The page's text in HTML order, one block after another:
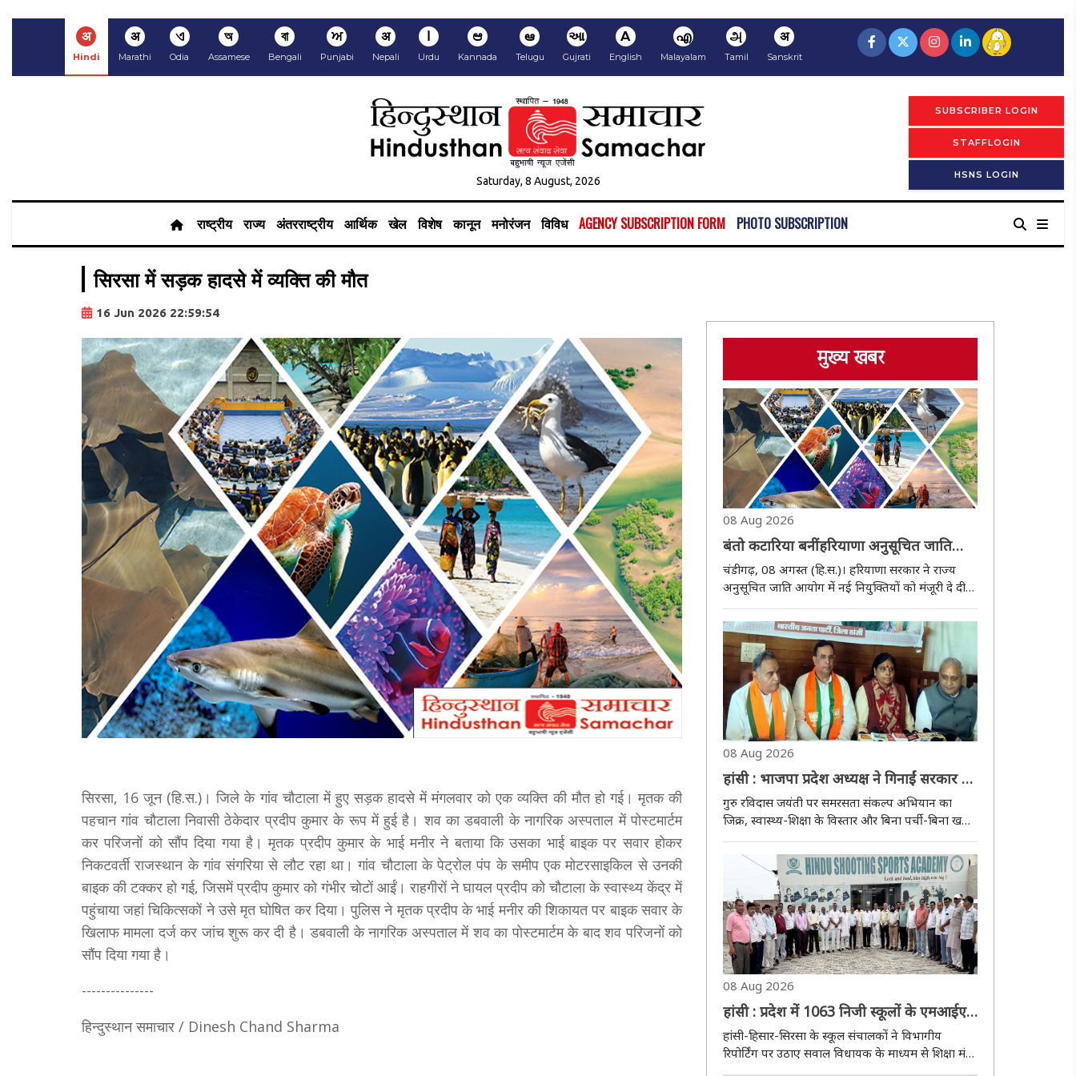
अ
Hindi
अ
Marathi
ଏ
Odia
অ
Assamese
বা
Bengali
ਅ
Punjabi
अ
Nepali
ا
Urdu
ಆ
Kannada
ఆ
Telugu
આ
Gujrati
A
English
എ
Malayalam
அ
Tamil
अ
Sanskrit
Saturday, 8 August, 2026
SUBSCRIBER LOGIN
STAFFLOGIN
HSNS LOGIN
राष्ट्रीय राज्य अंतरराष्ट्रीय आर्थिक खेल विशेष कानून मनोरंजन विविध AGENCY SUBSCRIPTION FORM PHOTO SUBSCRIPTION
सिरसा में सड़क हादसे में व्यक्ति की मौत
16 Jun 2026 22:59:54
सिरसा, 16 जून (हि.स.)। जिले के गांव चौटाला में हुए सड़क हादसे में मंगलवार को एक व्यक्ति की मौत हो गई। मृतक की
पहचान गांव चौटाला निवासी ठेकेदार प्रदीप कुमार के रूप में हुई है। शव का डबवाली के नागरिक अस्पताल में पोस्टमार्टम
कर परिजनों को सौंप दिया गया है। मृतक प्रदीप कुमार के भाई मनीर ने बताया कि उसका भाई बाइक पर सवार होकर
निकटवर्ती राजस्थान के गांव संगरिया से लौट रहा था। गांव चौटाला के पेट्रोल पंप के समीप एक मोटरसाइकिल से उनकी
बाइक की टक्कर हो गई, जिसमें प्रदीप कुमार को गंभीर चोटों आईं। राहगीरों ने घायल प्रदीप को चौटाला के स्वास्थ्य केंद्र में
पहुंचाया जहां चिकित्सकों ने उसे मृत घोषित कर दिया। पुलिस ने मृतक प्रदीप के भाई मनीर की शिकायत पर बाइक सवार के
खिलाफ मामला दर्ज कर जांच शुरू कर दी है। डबवाली के नागरिक अस्पताल में शव का पोस्टमार्टम के बाद शव परिजनों को
सौंप दिया गया है।
---------------
हिन्दुस्थान समाचार / Dinesh Chand Sharma
मुख्य खबर
08 Aug 2026
बंतो कटारिया बनीं हरियाणा अनुसूचित जाति
आयोग की अध्यक्ष, रेनू डाबला उपाध्यक्ष नियुक्त
चंडीगढ़, 08 अगस्त (हि.स.)। हरियाणा सरकार ने राज्य
अनुसूचित जाति आयोग में नई नियुक्तियों को मंजूरी दे दी
है। पूर्व केंद्रीय मंत्री और अंबाला से सांसद रहे स्व. रतनलाल
कटारिया की धर्मपत्नी बंतो कटारिया को आयोग का अध्यक्ष
नियुक्त किया गया है, जबकि रोहत..
08 Aug 2026
हांसी : भाजपा प्रदेश अध्यक्ष ने गिनाईं सरकार की
उपलब्धियां, समरसता अभियान से रोजगार तक
रखी सरकार की योजनाएं
गुरु रविदास जयंती पर समरसता संकल्प अभियान का
जिक्र, स्वास्थ्य-शिक्षा के विस्तार और बिना पर्ची-बिना खर्ची
भर्ती प्रक्रिया का किया दावा हांसी, 08 अगस्त (हि.स.)।
भाजपा प्रदेश अध्यक्ष डॉ. अर्चना गुप्ता ने कहा है कि पार्टी
संत गुरु ..
08 Aug 2026
हांसी : प्रदेश में 1063 निजी स्कूलों के एमआईएस
पोर्टल बंद होने से संचालकों में रोष, बच्चों की
पढ़ाई हो रही प्रभावित
हांसी-हिसार-सिरसा के स्कूल संचालकों ने विभागीय
रिपोर्टिंग पर उठाए सवाल विधायक के माध्यम से शिक्षा मंत्री
से आमने-सामने बैठक की मांग हांसी, 08 अगस्त (हि.स.)।